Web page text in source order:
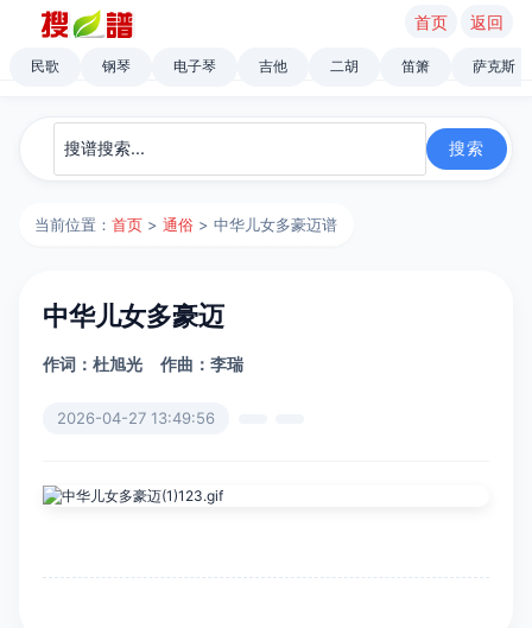
首页 返回
民歌 钢琴 电子琴 吉他 二胡 笛箫 萨克斯
当前位置：首页 >通俗 > 中华儿女多豪迈谱
中华儿女多豪迈
作词：杜旭光 作曲：李瑞
2026-04-27 13:49:56